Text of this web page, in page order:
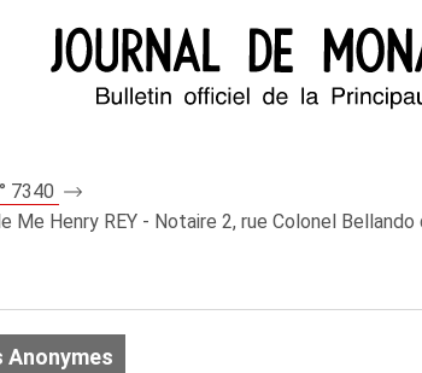
7340
Me Henry REY - Notaire 2, rue Colonel
Anonymes